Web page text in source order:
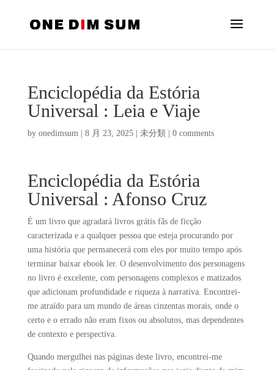
Enciclopédia da Estória
Universal : Leia e Viaje
by onedimsum| 8 月 23, 2025| 未分類 0 comments
Enciclopédia da Estória
Universal : Afonso Cruz
É um livro que agradará livros grátis fãs de ficção
caracterizada e a qualquer pessoa que esteja procurando por
uma história que permanecerá com eles por muito tempo após
terminar baixar ebook ler. O desenvolvimento dos personagens
no livro é excelente, com personagens complexos e matizados
que adicionam profundidade e riqueza à narrativa. Encontrei-
me atraído para um mundo de áreas cinzentas morais, onde o
certo e o errado não eram fixos ou absolutos, mas dependentes
de contexto e perspectiva.
Quando mergulhei nas páginas deste livro, encontrei-me